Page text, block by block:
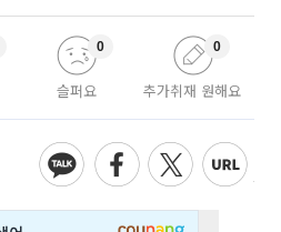
슬퍼요
0
추가취재 원해요
0